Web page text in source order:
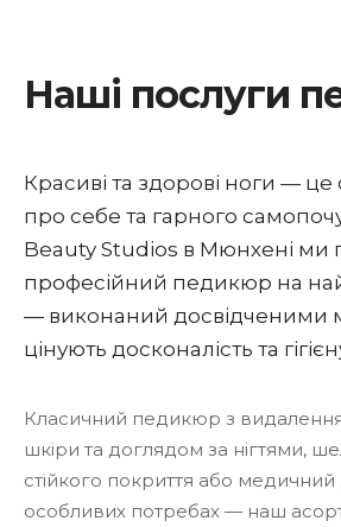
Наші послуги
Красиві та здорові ноги — це
про себе та гарного
Beauty Studios в Мюнхені ми
професійний педикюр на
— виконаний досвідченими
цінують досконалість та
Класичний педикюр з
шкіри та доглядом за нігтями,
стійкого покриття або
особливих потребах — наш